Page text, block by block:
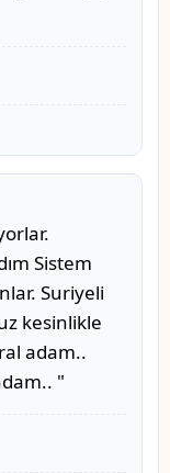
Sistem
Suriyeli
kesinlikle
adam..
"